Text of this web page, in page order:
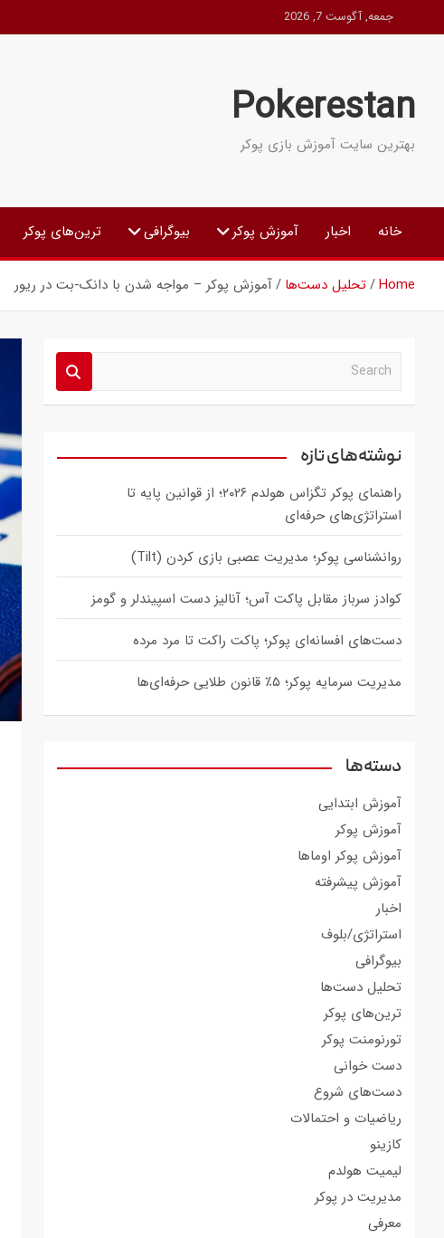
to
جمعه, آگوست 7, 2026
Pokerestan
بهترین سایت آموزش بازی پوکر
خانه اخبار آموزش پوکر بیوگرافی ترین‌های پوکر
Home تحلیل دست‌ها آموزش پوکر – مواجه شدن با دانک-بت در ریور
a
c
نوشته‌های تازه
راهنمای پوکر تگزاس هولدم ۲۰۲۶؛ از قوانین پایه تا
استراتژی‌های حرفه‌ای
روانشناسی پوکر؛ مدیریت عصبی بازی کردن (Tilt)
کوادز سرباز مقابل پاکت آس؛ آنالیز دست اسپیندلر و گومز
دست‌های افسانه‌ای پوکر؛ پاکت راکت تا مرد مرده
مدیریت سرمایه پوکر؛ ۵٪ قانون طلایی حرفه‌ای‌ها
دسته‌ها
آموزش ابتدایی
آموزش پوکر
آموزش پوکر اوماها
آموزش پیشرفته
اخبار
استراتژی/بلوف
بیوگرافی
تحلیل دست‌ها
ترین‌های پوکر
تورنومنت پوکر
دست خوانی
دست‌های شروع
ریاضیات و احتمالات
کازینو
لیمیت هولدم
مدیریت در پوکر
معرفی